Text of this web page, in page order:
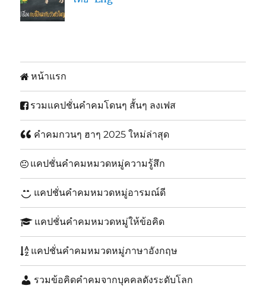
หน้าแรก
รวมแคปชั่นคำคมโดนๆ สั้นๆ ลงเฟส
คำคมกวนๆ ฮาๆ 2025 ใหม่ล่าสุด
แคปชั่นคำคมหมวดหมู่ความรู้สึก
แคปชั่นคำคมหมวดหมู่อารมณ์ดี
แคปชั่นคำคมหมวดหมู่ให้ข้อคิด
แคปชั่นคำคมหมวดหมู่ภาษาอังกฤษ
รวมข้อคิดคำคมจากบุคคลดังระดับโลก